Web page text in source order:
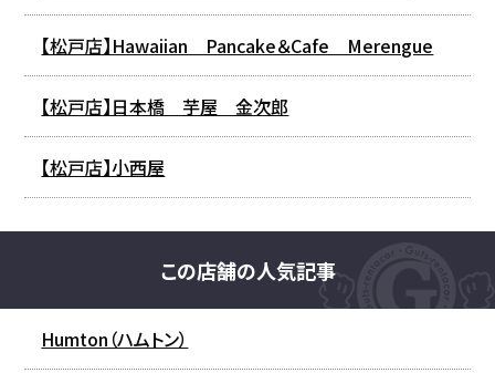
【松戸店】Hawaiian Pancake＆Cafe Merengue
【松戸店】日本橋 芋屋 金次郎
【松戸店】小西屋
この店舗の人気記事
Humton（ハムトン）